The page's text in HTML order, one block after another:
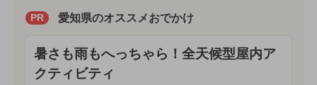
PR 愛知県のオススメおでかけ
暑さも雨もへっちゃら！全天候型屋内ア
クティビティ